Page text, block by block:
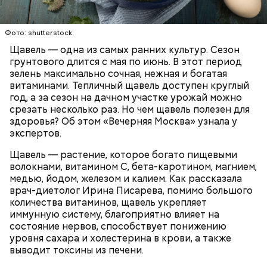
Фото: shutterstock
Щавель — одна из самых ранних культур. Сезон
грунтового длится с мая по июнь. В этот период
зелень максимально сочная, нежная и богатая
витаминами. Тепличный щавель доступен круглый
год, а за сезон на дачном участке урожай можно
срезать несколько раз. Но чем щавель полезен для
здоровья? Об этом «Вечерняя Москва» узнала у
экспертов.
Щавель — растение, которое богато пищевыми
волокнами, витамином С, бета-каротином, магнием,
медью, йодом, железом и калием. Как рассказала
врач-диетолог Ирина Писарева, помимо большого
количества витаминов, щавель укрепляет
иммунную систему, благоприятно влияет на
состояние нервов, способствует понижению
уровня сахара и холестерина в крови, а также
выводит токсины из печени.
Опасность же щавеля состоит в том, что он
содержит большое количество щавелевой кислоты,
которая может способствовать образованию
ЗДОРОВЬЕ ВРАЧИ
РАСТЕНИЯ
ПРОДУКТЫ